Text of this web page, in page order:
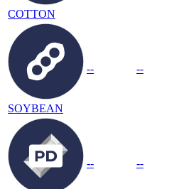
COTTON
SOYBEAN
-- --
-- --